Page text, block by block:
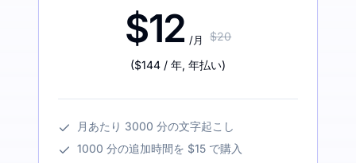
$12 /月 $20
($144 / 年, 年払い)
月あたり 3000 分の文字起こし
1000 分の追加時間を $15 で購入